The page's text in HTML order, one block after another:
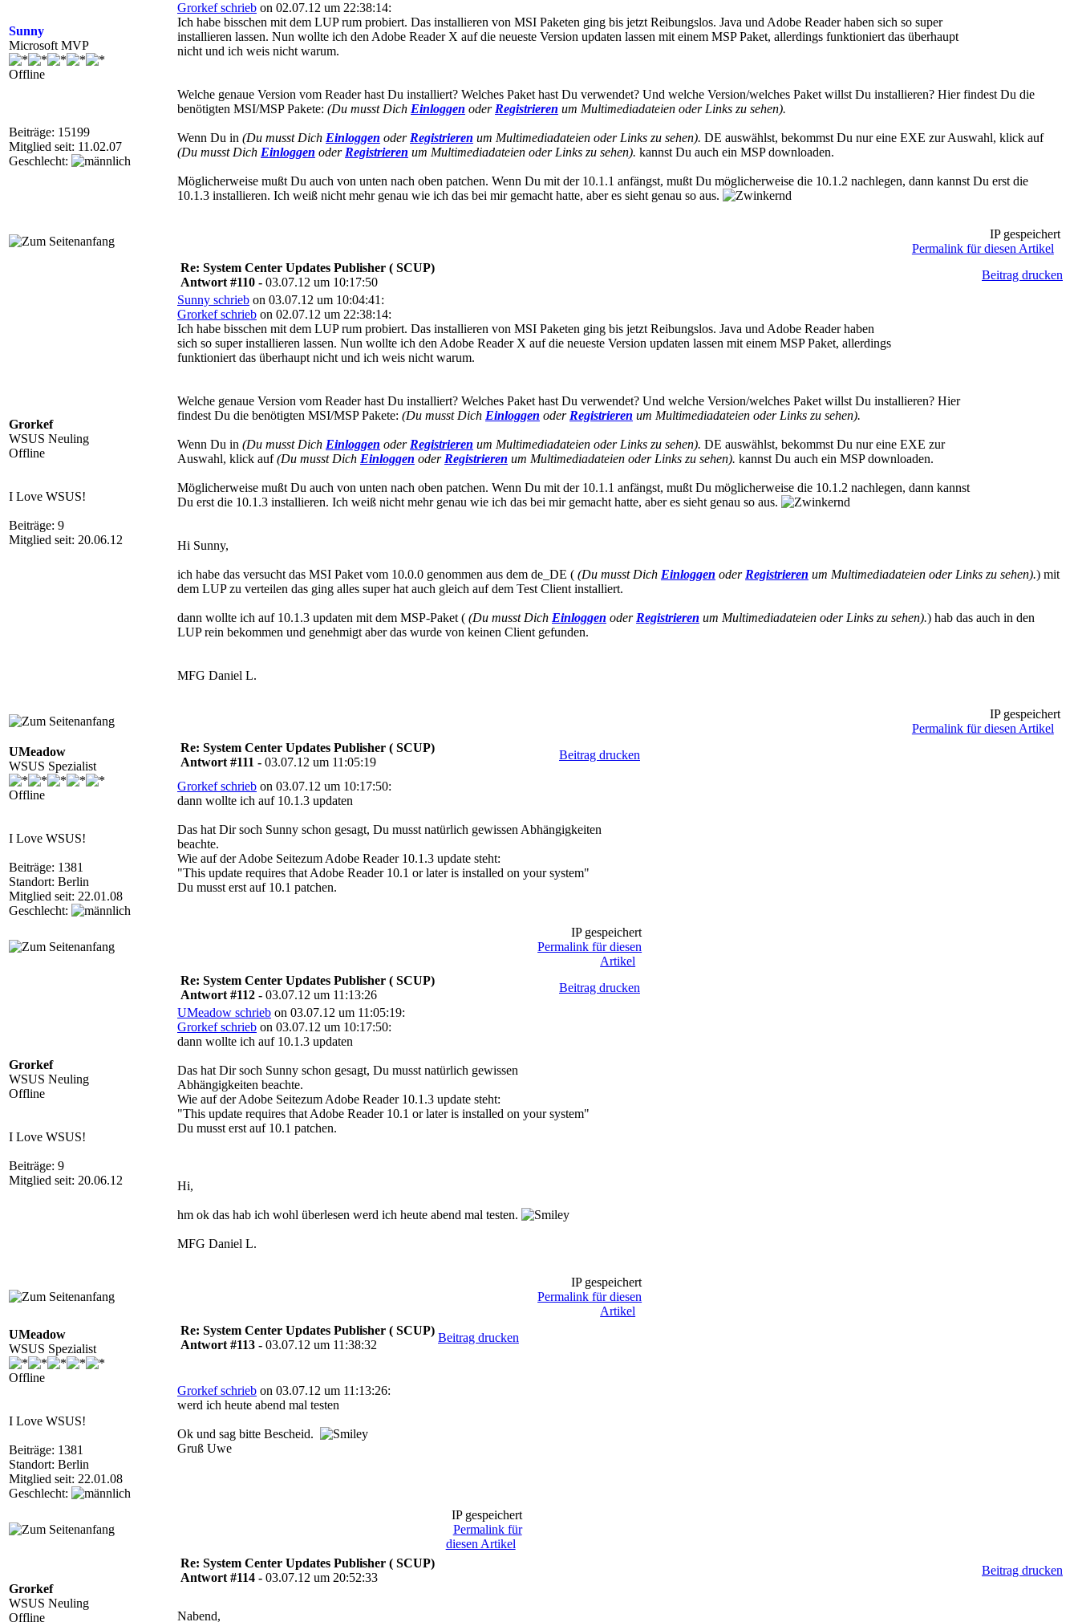
Sunny
Microsoft MVP
Offline
Beiträge: 15199
Mitglied seit: 11.02.07
Geschlecht:
Grorkef schrieb on 02.07.12 um 22:38:14:
Ich habe bisschen mit dem LUP rum probiert. Das installieren von MSI Paketen ging bis jetzt Reibungslos. Java und Adobe Reader haben sich so super
installieren lassen. Nun wollte ich den Adobe Reader X auf die neueste Version updaten lassen mit einem MSP Paket, allerdings funktioniert das überhaupt
nicht und ich weis nicht warum.
Welche genaue Version vom Reader hast Du installiert? Welches Paket hast Du verwendet? Und welche Version/welches Paket willst Du installieren? Hier findest Du die
benötigten MSI/MSP Pakete: (Du musst Dich Einloggen oder Registrieren um Multimediadateien oder Links zu sehen).
Wenn Du in (Du musst Dich Einloggen oder Registrieren um Multimediadateien oder Links zu sehen). DE auswählst, bekommst Du nur eine EXE zur Auswahl, klick auf
(Du musst Dich Einloggen oder Registrieren um Multimediadateien oder Links zu sehen). kannst Du auch ein MSP downloaden.
Möglicherweise mußt Du auch von unten nach oben patchen. Wenn Du mit der 10.1.1 anfängst, mußt Du möglicherweise die 10.1.2 nachlegen, dann kannst Du erst die
10.1.3 installieren. Ich weiß nicht mehr genau wie ich das bei mir gemacht hatte, aber es sieht genau so aus.
IP gespeichert
Permalink für diesen Artikel
Grorkef
WSUS Neuling
Offline
I Love WSUS!
Beiträge: 9
Mitglied seit: 20.06.12
Re: System Center Updates Publisher ( SCUP)
Antwort #110 - 03.07.12 um 10:17:50
Beitrag drucken
Sunny schrieb on 03.07.12 um 10:04:41:
Grorkef schrieb on 02.07.12 um 22:38:14:
Ich habe bisschen mit dem LUP rum probiert. Das installieren von MSI Paketen ging bis jetzt Reibungslos. Java und Adobe Reader haben
sich so super installieren lassen. Nun wollte ich den Adobe Reader X auf die neueste Version updaten lassen mit einem MSP Paket, allerdings
funktioniert das überhaupt nicht und ich weis nicht warum.
Welche genaue Version vom Reader hast Du installiert? Welches Paket hast Du verwendet? Und welche Version/welches Paket willst Du installieren? Hier
findest Du die benötigten MSI/MSP Pakete: (Du musst Dich Einloggen oder Registrieren um Multimediadateien oder Links zu sehen).
Wenn Du in (Du musst Dich Einloggen oder Registrieren um Multimediadateien oder Links zu sehen). DE auswählst, bekommst Du nur eine EXE zur
Auswahl, klick auf(Du musst Dich Einloggen oder Registrieren um Multimediadateien oder Links zu sehen). kannst Du auch ein MSP downloaden.
Möglicherweise mußt Du auch von unten nach oben patchen. Wenn Du mit der 10.1.1 anfängst, mußt Du möglicherweise die 10.1.2 nachlegen, dann kannst
Du erst die 10.1.3 installieren. Ich weiß nicht mehr genau wie ich das bei mir gemacht hatte, aber es sieht genau so aus.
Hi Sunny,
ich habe das versucht das MSI Paket vom 10.0.0 genommen aus dem de_DE ( (Du musst Dich Einloggen oder Registrieren um Multimediadateien oder Links zu sehen).) mit
dem LUP zu verteilen das ging alles super hat auch gleich auf dem Test Client installiert.
dann wollte ich auf 10.1.3 updaten mit dem MSP-Paket ( (Du musst Dich Einloggen oder Registrieren um Multimediadateien oder Links zu sehen).) hab das auch in den
LUP rein bekommen und genehmigt aber das wurde von keinen Client gefunden.
MFG Daniel L.
IP gespeichert
Permalink für diesen Artikel
UMeadow
WSUS Spezialist
Offline
I Love WSUS!
Beiträge: 1381
Standort: Berlin
Mitglied seit: 22.01.08
Geschlecht:
Re: System Center Updates Publisher ( SCUP)
Antwort #111 - 03.07.12 um 11:05:19
Beitrag drucken
Grorkef schrieb on 03.07.12 um 10:17:50:
dann wollte ich auf 10.1.3 updaten
Das hat Dir soch Sunny schon gesagt, Du musst natürlich gewissen Abhängigkeiten
beachte.
Wie auf der Adobe Seitezum Adobe Reader 10.1.3 update steht:
"This update requires that Adobe Reader 10.1 or later is installed on your system"
Du musst erst auf 10.1 patchen.
IP gespeichert
Permalink für diesen
Artikel
Grorkef
WSUS Neuling
Offline
I Love WSUS!
Beiträge: 9
Mitglied seit: 20.06.12
Re: System Center Updates Publisher ( SCUP)
Antwort #112 - 03.07.12 um 11:13:26
Beitrag drucken
UMeadow schrieb on 03.07.12 um 11:05:19:
Grorkef schrieb on 03.07.12 um 10:17:50:
dann wollte ich auf 10.1.3 updaten
Das hat Dir soch Sunny schon gesagt, Du musst natürlich gewissen
Abhängigkeiten beachte.
Wie auf der Adobe Seitezum Adobe Reader 10.1.3 update steht:
"This update requires that Adobe Reader 10.1 or later is installed on your system"
Du musst erst auf 10.1 patchen.
Hi,
hm ok das hab ich wohl überlesen werd ich heute abend mal testen.
MFG Daniel L.
IP gespeichert
Permalink für diesen
Artikel
UMeadow
WSUS Spezialist
Offline
I Love WSUS!
Beiträge: 1381
Standort: Berlin
Mitglied seit: 22.01.08
Geschlecht:
Re: System Center Updates Publisher ( SCUP)
Antwort #113 - 03.07.12 um 11:38:32
Beitrag drucken
Grorkef schrieb on 03.07.12 um 11:13:26:
werd ich heute abend mal testen
Ok und sag bitte Bescheid.
Gruß Uwe
IP gespeichert
Permalink für
diesen Artikel
Grorkef
WSUS Neuling
Offline
Re: System Center Updates Publisher ( SCUP)
Antwort #114 - 03.07.12 um 20:52:33
Beitrag drucken
Nabend,